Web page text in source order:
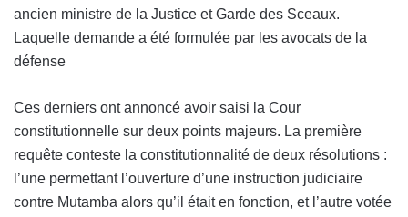
ancien ministre de la Justice et Garde des Sceaux.
Laquelle demande a été formulée par les avocats de la
défense
Ces derniers ont annoncé avoir saisi la Cour
constitutionnelle sur deux points majeurs. La première
requête conteste la constitutionnalité de deux résolutions :
l’une permettant l’ouverture d’une instruction judiciaire
contre Mutamba alors qu’il était en fonction, et l’autre votée